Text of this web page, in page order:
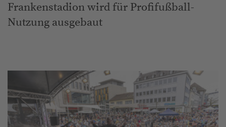
Frankenstadion wird für Profifußball-
Nutzung ausgebaut